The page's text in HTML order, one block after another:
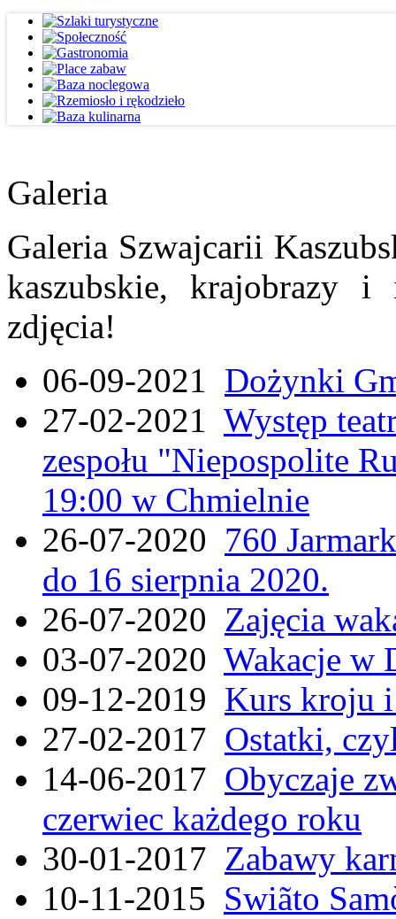
Galeria
Galeria Szwajcarii
kaszubskie, krajobrazy
zdjęcia!
06-09-2021 Dożynki
27-02-2021 Występ
zespołu "Niepospolite
19:00 w Chmielnie
26-07-2020 760
do 16 sierpnia 2020.
26-07-2020 Zajęcia
03-07-2020 Wakacje w
09-12-2019 Kurs kroju i
27-02-2017 Ostatki,
14-06-2017 Obyczaje
czerwiec każdego roku
30-01-2017 Zabawy
10-11-2015 Swiãto